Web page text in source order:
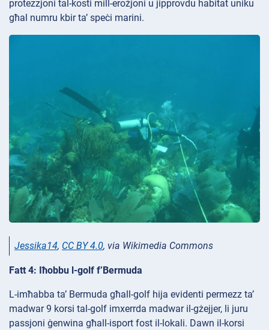
protezzjoni tal-kosti mill-erożjoni u jipprovdu habitat uniku
għal numru kbir ta’ speċi marini.
Jessika14, CC BY 4.0, via Wikimedia Commons
Fatt 4: Iħobbu l-golf f’Bermuda
L-imħabba ta’ Bermuda għall-golf hija evidenti permezz ta’
madwar 9 korsi tal-golf imxerrda madwar il-gżejjer, li juru
passjoni ġenwina għall-isport fost il-lokali. Dawn il-korsi